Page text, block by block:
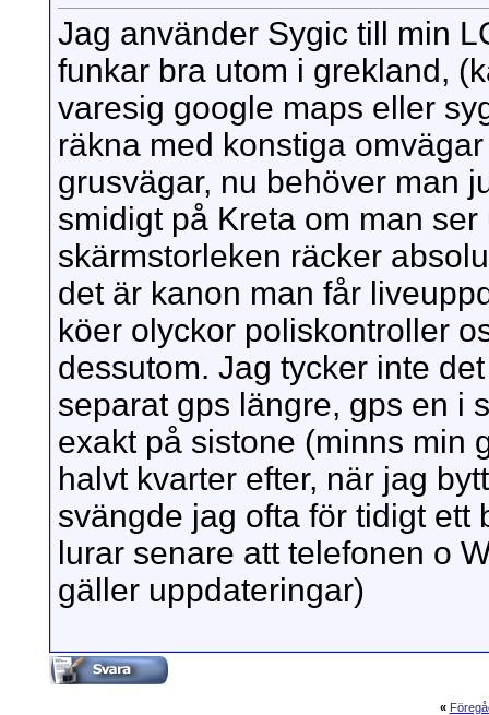
Jag använder Sygic till min
funkar bra utom i grekland,
varesig google maps eller
räkna med konstiga
grusvägar, nu behöver man
smidigt på Kreta om man
skärmstorleken räcker
det är kanon man får
köer olyckor poliskontroller
dessutom. Jag tycker inte
separat gps längre, gps en i
exakt på sistone (minns min
halvt kvarter efter, när jag
svängde jag ofta för tidigt ett
lurar senare att telefonen o
gäller uppdateringar)
«